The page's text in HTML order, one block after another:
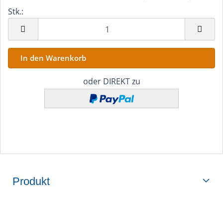
Stk.:
oder DIREKT zu
Produkt